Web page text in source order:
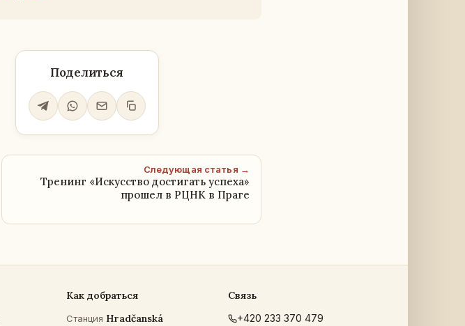
Поделиться
Следующая статья →
Тренинг «Искусство достигать успеха»
прошел в РЦНК в Праге
Как добраться
Станция Hradčanská
Связь
+420 233 370 479